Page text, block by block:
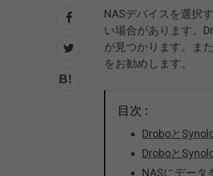
NASデバイスを選択
い場合があります。
が見つかります。また
をお勧めします。
目次 :
Droboと
Droboと
NASにデータ